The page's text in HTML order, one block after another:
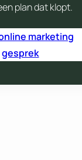
plan dat klopt.
marketing
gesprek